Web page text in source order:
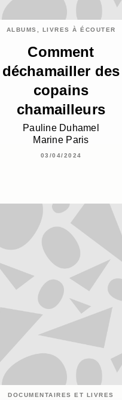
ALBUMS, LIVRES À ÉCOUTER
Comment
déchamailler des
copains
chamailleurs
Pauline Duhamel
Marine Paris
03/04/2024
DOCUMENTAIRES ET LIVRES